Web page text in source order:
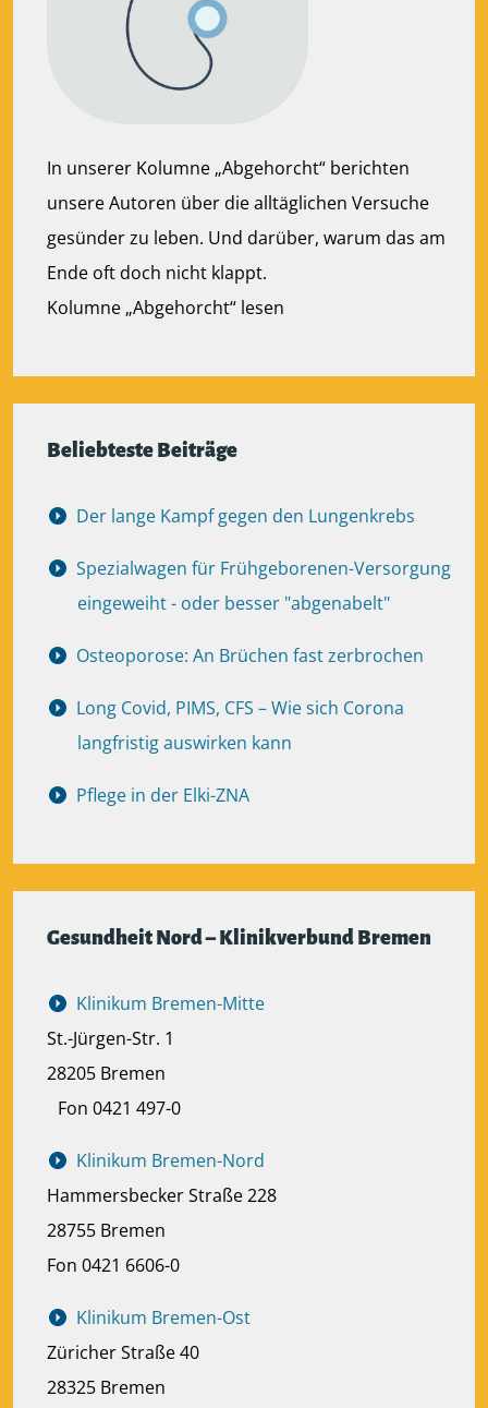
In unserer Kolumne „Abgehorcht“ berichten
unsere Autoren über die alltäglichen Versuche
gesünder zu leben. Und darüber, warum das am
Ende oft doch nicht klappt.
Kolumne „Abgehorcht“ lesen
Beliebteste Beiträge
Der lange Kampf gegen den Lungenkrebs
Spezialwagen für Frühgeborenen-Versorgung
eingeweiht - oder besser "abgenabelt"
Osteoporose: An Brüchen fast zerbrochen
Long Covid, PIMS, CFS – Wie sich Corona
langfristig auswirken kann
Pflege in der Elki-ZNA
Gesundheit Nord – Klinikverbund Bremen
Klinikum Bremen-Mitte
St.-Jürgen-Str. 1
28205 Bremen
Fon 0421 497-0
Klinikum Bremen-Nord
Hammersbecker Straße 228
28755 Bremen
Fon 0421 6606-0
Klinikum Bremen-Ost
Züricher Straße 40
28325 Bremen